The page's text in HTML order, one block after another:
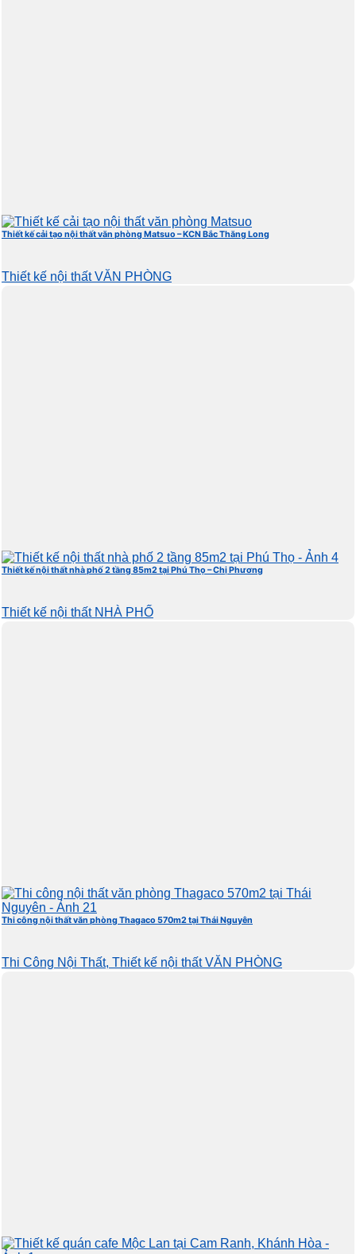
Thiết kế cải tạo nội thất văn phòng Matsuo – KCN Bắc Thăng Long
Thiết kế nội thất VĂN PHÒNG
Thiết kế nội thất nhà phố 2 tầng 85m2 tại Phú Thọ – Chị Phương
Thiết kế nội thất NHÀ PHỐ
Thi công nội thất văn phòng Thagaco 570m2 tại Thái Nguyên
Thi Công Nội Thất, Thiết kế nội thất VĂN PHÒNG